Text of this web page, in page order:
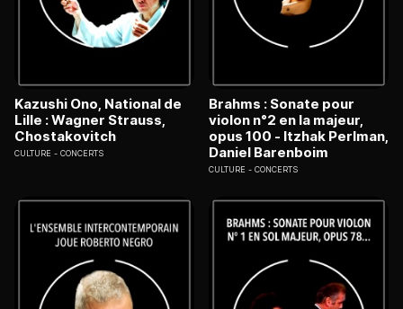
Kazushi Ono, National de
Lille : Wagner Strauss,
Chostakovitch
CULTURE CONCERTS
Brahms : Sonate pour
violon n°2 en la majeur,
opus 100 - Itzhak Perlman,
Daniel Barenboim
CULTURE CONCERTS